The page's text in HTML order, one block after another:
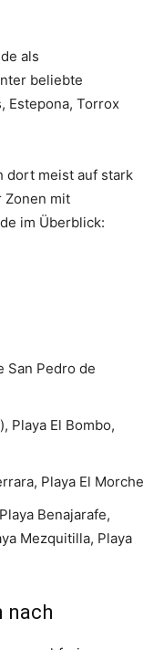
als
beliebte
Estepona, Torrox
dort meist auf stark
Zonen mit
im Überblick:
San Pedro de
Playa El Bombo,
Playa El Morche
Benajarafe,
Mezquitilla, Playa
nach